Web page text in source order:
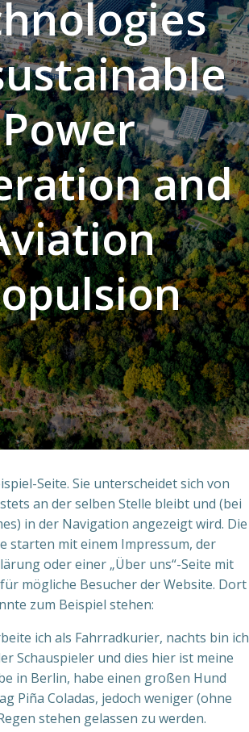
Power
and
Seite. Sie unterscheidet sich von
an der selben Stelle bleibt und (bei
in der Navigation angezeigt wird. Die
starten mit einem Impressum, der
oder einer „Über uns“-Seite mit
mögliche Besucher der Website. Dort
zum Beispiel stehen:
ich als Fahrradkurier, nachts bin ich
Schauspieler und dies hier ist meine
in Berlin, habe einen großen Hund
Piña Coladas, jedoch weniger (ohne
stehen gelassen zu werden.